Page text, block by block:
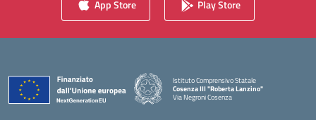
App Store Play Store
Istituto Comprensivo Statale
Cosenza III "Roberta Lanzino"
Via Negroni Cosenza
— Visita la pagina iniziale della scuola